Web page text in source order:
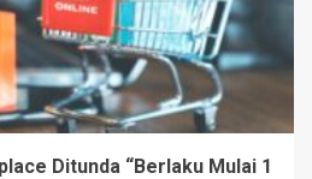
Ditunda “Berlaku Mulai 1